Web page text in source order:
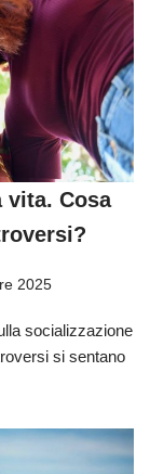
vita. Cosa
2025
socializzazione
si sentano